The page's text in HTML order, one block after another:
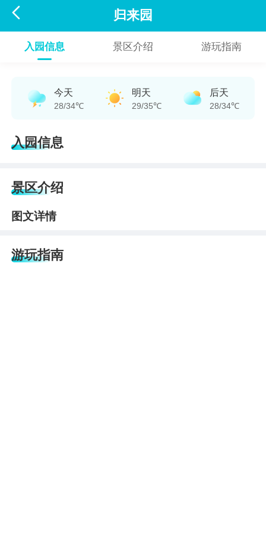
 归来园
入园信息 景区介绍 游玩指南
今天
28/34℃
明天
29/35℃
后天
28/34℃
入园信息
景区介绍
图文详情
游玩指南